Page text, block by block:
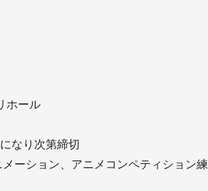
ホール
なり次第締切
ーション、アニメコンペティション練